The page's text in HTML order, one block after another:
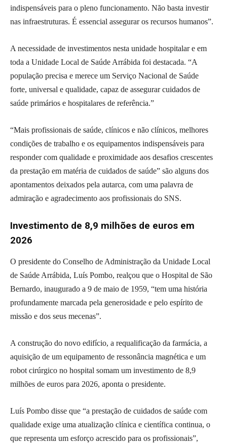
indispensáveis para o pleno funcionamento. Não basta investir
nas infraestruturas. É essencial assegurar os recursos humanos”.
A necessidade de investimentos nesta unidade hospitalar e em
toda a Unidade Local de Saúde Arrábida foi destacada. “A
população precisa e merece um Serviço Nacional de Saúde
forte, universal e qualidade, capaz de assegurar cuidados de
saúde primários e hospitalares de referência.”
“Mais profissionais de saúde, clínicos e não clínicos, melhores
condições de trabalho e os equipamentos indispensáveis para
responder com qualidade e proximidade aos desafios crescentes
da prestação em matéria de cuidados de saúde” são alguns dos
apontamentos deixados pela autarca, com uma palavra de
admiração e agradecimento aos profissionais do SNS.
Investimento de 8,9 milhões de euros em
2026
O presidente do Conselho de Administração da Unidade Local
de Saúde Arrábida, Luís Pombo, realçou que o Hospital de São
Bernardo, inaugurado a 9 de maio de 1959, “tem uma história
profundamente marcada pela generosidade e pelo espírito de
missão e dos seus mecenas”.
A construção do novo edifício, a requalificação da farmácia, a
aquisição de um equipamento de ressonância magnética e um
robot cirúrgico no hospital somam um investimento de 8,9
milhões de euros para 2026, aponta o presidente.
Luís Pombo disse que “a prestação de cuidados de saúde com
qualidade exige uma atualização clínica e científica continua, o
que representa um esforço acrescido para os profissionais”,